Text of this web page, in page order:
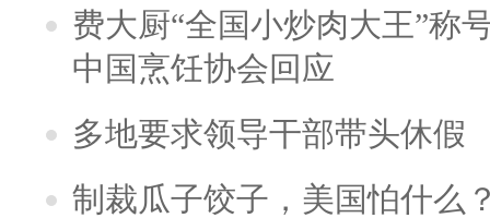
费大厨“全国小炒肉大王”称
中国烹饪协会回应
多地要求领导干部带头休假
制裁瓜子饺子，美国怕什么